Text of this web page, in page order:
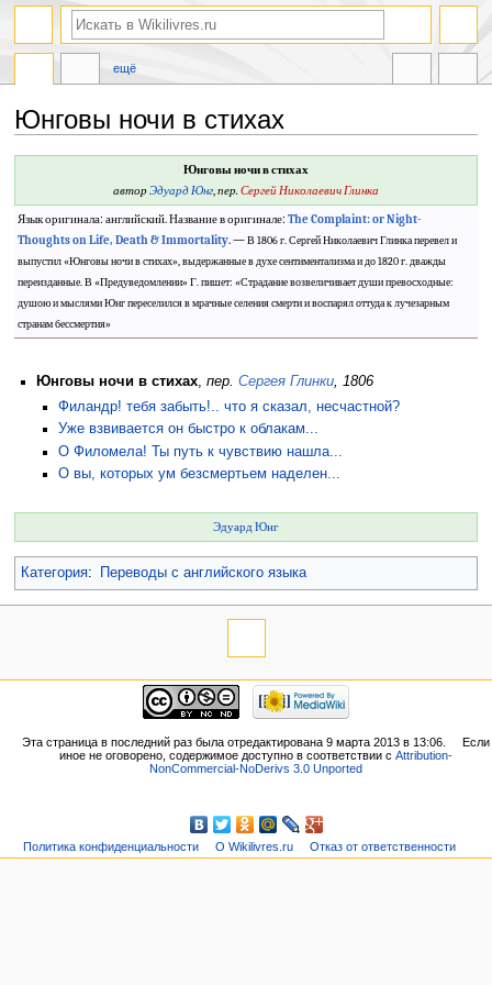
Юнговы ночи в стихах
навигации
поиску
Юнговы ночи в стихах
авторЭдуард Юнг,пер.Сергей Николаевич Глинка
Язык оригинала: английский. Название в оригинале: The Complaint: or Night-
Thoughts on Life, Death & Immortality. —В 1806 г. Сергей Николаевич Глинка перевел и
выпустил «Юнговы ночи в стихах», выдержанные в духе сентиментализма и до 1820 г. дважды
переизданные. В «Предуведомлении» Г. пишет: «Страдание возвеличивает души превосходные:
душою и мыслями Юнг переселился в мрачные селения смерти и воспарял оттуда к лучезарным
странам бессмертия»
Юнговы ночи в стихах, пер. Сергея Глинки, 1806
Филандр! тебя забыть!.. что я сказал, несчастной?
Уже взвивается он быстро к облакам...
О Филомела! Ты путь к чувствию нашла...
О вы, которых ум безсмертьем наделен...
Эдуард Юнг
Категория: Переводы с английского языка
ещё
Эта страница в последний раз была отредактирована 9 марта 2013 в 13:06.
Если
иное не оговорено, содержимое доступно в соответствии сAttribution-
NonCommercial-NoDerivs 3.0 Unported
Политика конфиденциальности О Wikilivres.ru Отказ от ответственности